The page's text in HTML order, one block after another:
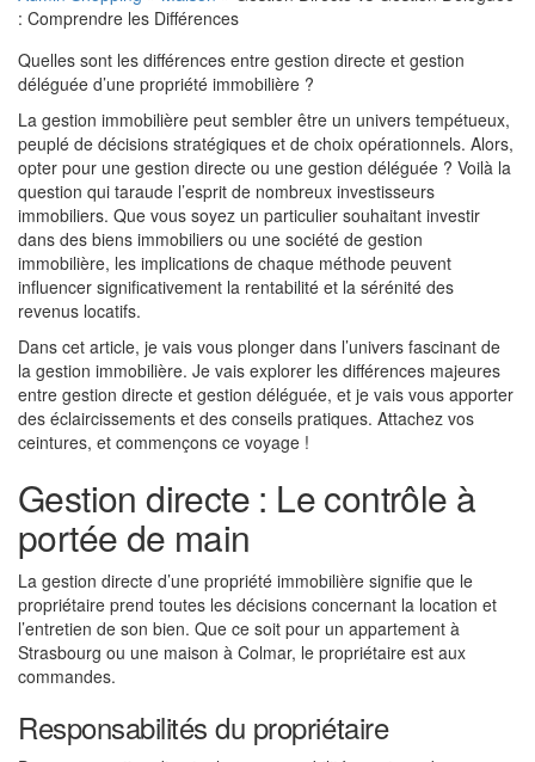
: Comprendre les Différences
Quelles sont les différences entre gestion directe et gestion
déléguée d’une propriété immobilière ?
La gestion immobilière peut sembler être un univers tempétueux,
peuplé de décisions stratégiques et de choix opérationnels. Alors,
opter pour une gestion directe ou une gestion déléguée ? Voilà la
question qui taraude l’esprit de nombreux investisseurs
immobiliers. Que vous soyez un particulier souhaitant investir
dans des biens immobiliers ou une société de gestion
immobilière, les implications de chaque méthode peuvent
influencer significativement la rentabilité et la sérénité des
revenus locatifs.
Dans cet article, je vais vous plonger dans l’univers fascinant de
la gestion immobilière. Je vais explorer les différences majeures
entre gestion directe et gestion déléguée, et je vais vous apporter
des éclaircissements et des conseils pratiques. Attachez vos
ceintures, et commençons ce voyage !
Gestion directe : Le contrôle à
portée de main
La gestion directe d’une propriété immobilière signifie que le
propriétaire prend toutes les décisions concernant la location et
l’entretien de son bien. Que ce soit pour un appartement à
Strasbourg ou une maison à Colmar, le propriétaire est aux
commandes.
Responsabilités du propriétaire